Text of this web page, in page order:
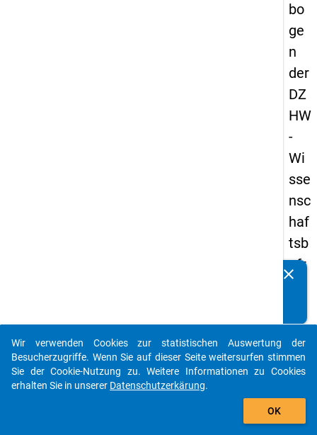
bo
ge
n
der
DZ
HW
-
Wi
sse
nsc
haf
tsb
efr
g
20
23
Details
clear
auto_stories
add_shopping_cart
Wir verwenden Cookies zur statistischen Auswertung der
Besucherzugriffe. Wenn Sie auf dieser Seite weitersurfen stimmen
Sie der Cookie-Nutzung zu. Weitere Informationen zu Cookies
erhalten Sie in unserer Datenschutzerkärung.
OK